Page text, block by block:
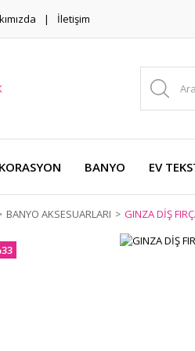
İletişim
BANYO EV
BANYO AKSESUARLARI GINZA DİŞ